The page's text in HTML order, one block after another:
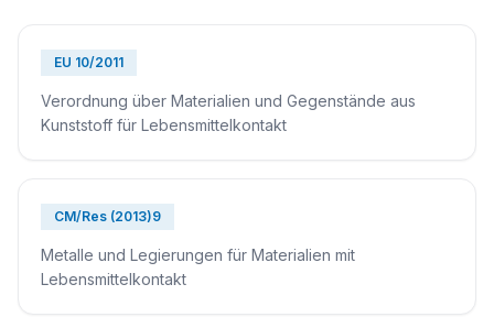
EU 10/2011
Verordnung über Materialien und Gegenstände aus
Kunststoff für Lebensmittelkontakt
CM/Res (2013)9
Metalle und Legierungen für Materialien mit
Lebensmittelkontakt